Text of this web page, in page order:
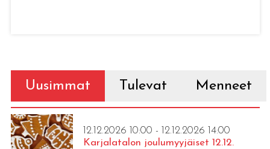
Uusimmat Tulevat Menneet
12.12.2026 10:00 - 12.12.2026 14:00
Karjalatalon joulumyyjäiset 12.12.